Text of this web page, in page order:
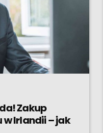
Zakup
Irlandii – jak